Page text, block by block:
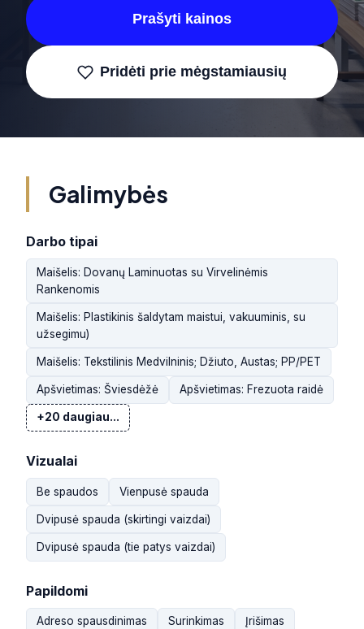
Prašyti kainos
Pridėti prie mėgstamiausių
Galimybės
Darbo tipai
Maišelis: Dovanų Laminuotas su Virvelinėmis
Rankenomis
Maišelis: Plastikinis šaldytam maistui, vakuuminis, su
užsegimu)
Maišelis: Tekstilinis Medvilninis; Džiuto, Austas; PP/PET
Apšvietimas: Šviesdėžė Apšvietimas: Frezuota raidė
+20 daugiau...
Vizualai
Be spaudos Vienpusė spauda
Dvipusė spauda (skirtingi vaizdai)
Dvipusė spauda (tie patys vaizdai)
Papildomi
Adreso spausdinimas Surinkimas Įrišimas